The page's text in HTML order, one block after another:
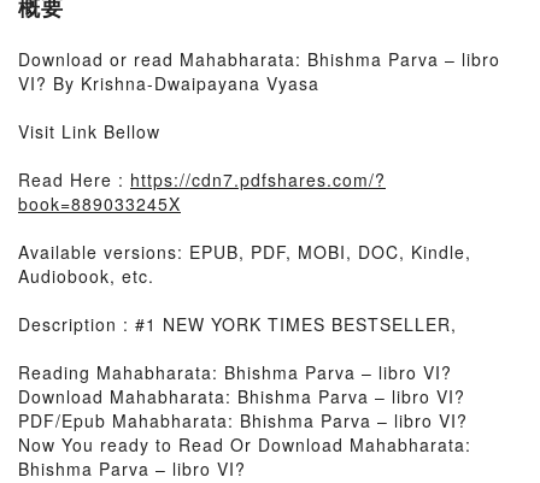
概要
Download or read Mahabharata: Bhishma Parva – libro
VI? By Krishna-Dwaipayana Vyasa
Visit Link Bellow
Read Here : https://cdn7.pdfshares.com/?
book=889033245X
Available versions: EPUB, PDF, MOBI, DOC, Kindle,
Audiobook, etc.
Description : #1 NEW YORK TIMES BESTSELLER,
Reading Mahabharata: Bhishma Parva – libro VI?
Download Mahabharata: Bhishma Parva – libro VI?
PDF/Epub Mahabharata: Bhishma Parva – libro VI?
Now You ready to Read Or Download Mahabharata:
Bhishma Parva – libro VI?